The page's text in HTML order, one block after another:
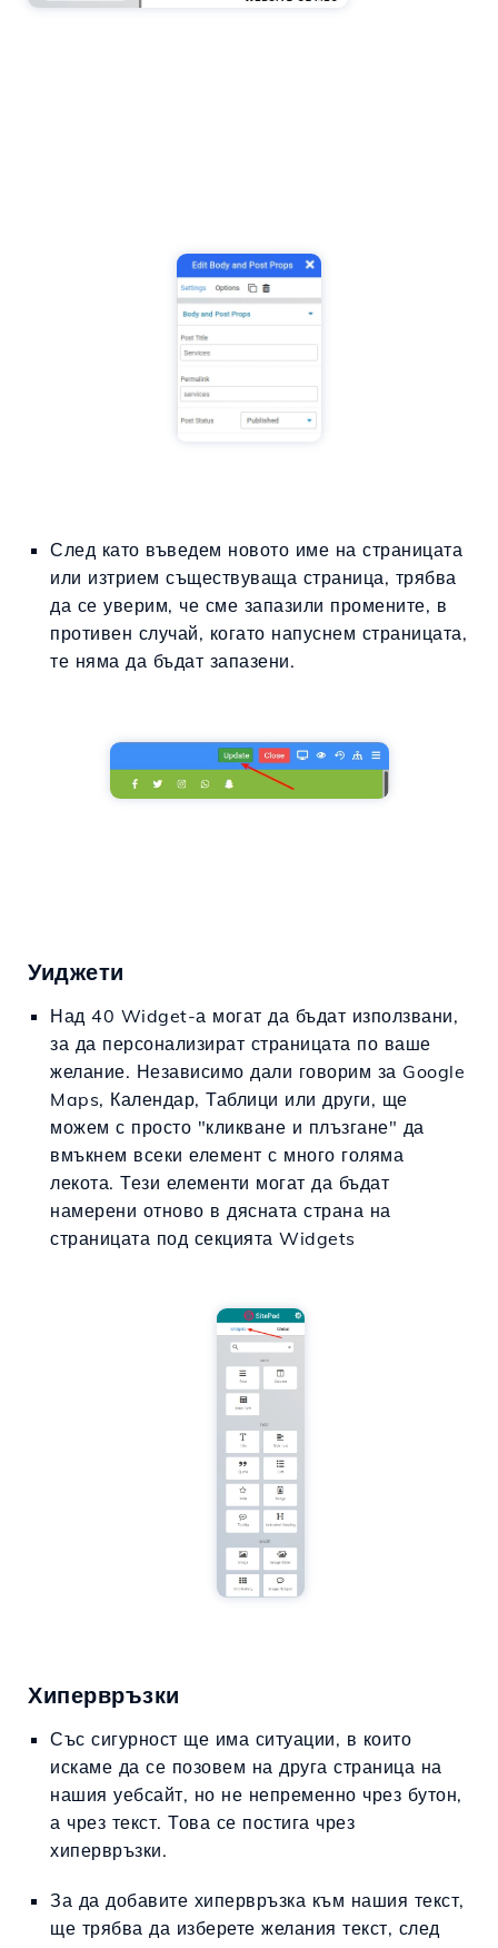
След като въведем новото име на страницата
или изтрием съществуваща страница, трябва
да се уверим, че сме запазили промените, в
противен случай, когато напуснем страницата,
те няма да бъдат запазени.
Уиджети
Над 40 Widget-а могат да бъдат използвани,
за да персонализират страницата по ваше
желание. Независимо дали говорим за Google
Maps, Календар, Таблици или други, ще
можем с просто "кликване и плъзгане" да
вмъкнем всеки елемент с много голяма
лекота. Тези елементи могат да бъдат
намерени отново в дясната страна на
страницата под секцията Widgets
Хипервръзки
Със сигурност ще има ситуации, в които
искаме да се позовем на друга страница на
нашия уебсайт, но не непременно чрез бутон,
а чрез текст. Това се постига чрез
хипервръзки.
За да добавите хипервръзка към нашия текст,
ще трябва да изберете желания текст, след